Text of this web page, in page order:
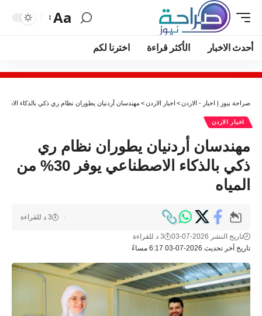
Aa
أحدث الاخبار الأكثر قراءة اخترنا لكم
صراحة نيوز | اخبار - الاردن> اخبار الاردن> مهندسان أردنيان يطوران نظام ري ذكي بالذكاء الاصطناعي يوفر
اخبار الاردن
مهندسان أردنيان يطوران نظام ري
ذكي بالذكاء الاصطناعي يوفر 30% من
المياه
تاريخ آخر تحديث 2026-07-03 6:17 مساءً
تاريخ النشر 2026-07-03 3 د للقراءة
3 د للقراءة